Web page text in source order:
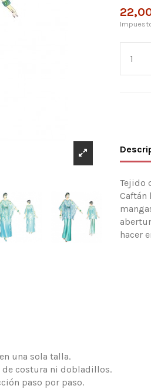
Tejido
Caftán
hacer
una sola talla.
de costura ni dobladillos.
paso por paso.